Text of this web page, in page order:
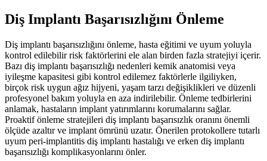
Diş Implantı Başarısızlığını Önleme
Diş implantı başarısızlığını önleme, hasta eğitimi ve uyum yoluyla
kontrol edilebilir risk faktörlerini ele alan birden fazla stratejiyi içerir.
Bazı diş implantı başarısızlığı nedenleri kemik anatomisi veya
iyileşme kapasitesi gibi kontrol edilemez faktörlerle ilgiliyken,
birçok risk uygun ağız hijyeni, yaşam tarzı değişiklikleri ve düzenli
profesyonel bakım yoluyla en aza indirilebilir. Önleme tedbirlerini
anlamak, hastaların implant yatırımlarını korumalarını sağlar.
Proaktif önleme stratejileri diş implantı başarısızlık oranını önemli
ölçüde azaltır ve implant ömrünü uzatır. Önerilen protokollere tutarlı
uyum peri-implantitis diş implantı hastalığı ve erken diş implantı
başarısızlığı komplikasyonlarını önler.